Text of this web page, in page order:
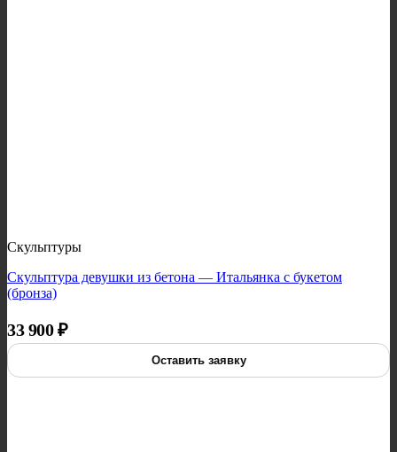
Скульптуры
Скульптура девушки из бетона — Итальянка с букетом
(бронза)
33 900₽
Оставить заявку